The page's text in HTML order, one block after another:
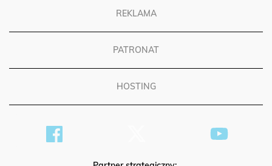
REKLAMA
PATRONAT
HOSTING